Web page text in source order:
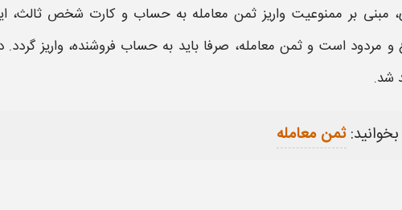
مبنی بر ممنوعیت واریز ثمن معامله به حساب و کارت شخص ثالث،
و مردود است و ثمن معامله، صرفا باید به حساب فروشنده، واریز گردد.
شد.
ثمن معامله